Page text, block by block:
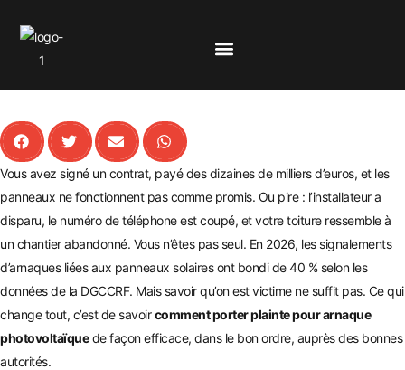
Vous avez signé un contrat, payé des dizaines de milliers d’euros, et les
panneaux ne fonctionnent pas comme promis. Ou pire : l’installateur a
disparu, le numéro de téléphone est coupé, et votre toiture ressemble à
un chantier abandonné. Vous n’êtes pas seul. En 2026, les signalements
d’arnaques liées aux panneaux solaires ont bondi de 40 % selon les
données de la DGCCRF. Mais savoir qu’on est victime ne suffit pas. Ce qui
change tout, c’est de savoircomment porter plainte pour arnaque
photovoltaïquede façon efficace, dans le bon ordre, auprès des bonnes
autorités.